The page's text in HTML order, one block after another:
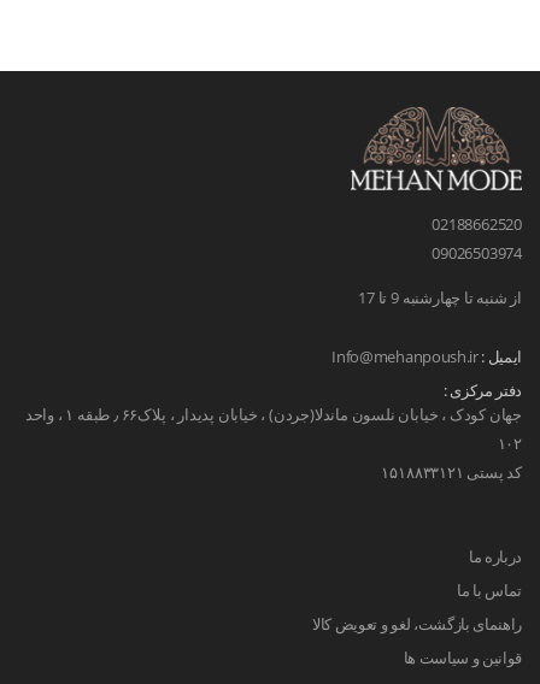
02188662520
09026503974
از شنبه تا چهارشنبه 9 تا 17
ایمیل :Info@mehanpoush.ir
دفتر مرکزی :
جهان کودک ، خیابان نلسون ماندلا(جردن) ، خیابان پدیدار ، پلاک۶۶ ٫ طبقه ۱ ، واحد
۱۰۲
کد پستی ۱۵۱۸۸۳۳۱۲۱
درباره ما
تماس با ما
راهنمای بازگشت، لغو و تعویض کالا
قوانین و سیاست ها